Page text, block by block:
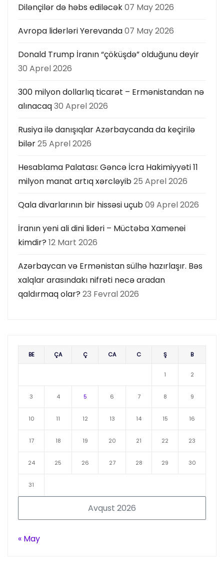
Dilənçilər də həbs ediləcək07 May 2026
Avropa liderləri Yerevanda07 May 2026
Donald Trump İranın “çöküşdə” olduğunu deyir
30 Aprel 2026
300 milyon dollarlıq ticarət – Ermənistandan nə
alınacaq30 Aprel 2026
Rusiya ilə danışıqlar Azərbaycanda da keçirilə
bilər25 Aprel 2026
Hesablama Palatası: Gəncə İcra Hakimiyyəti 11
milyon manat artıq xərcləyib25 Aprel 2026
Qala divarlarının bir hissəsi uçub09 Aprel 2026
İranın yeni ali dini lideri – Müctəba Xamenei
kimdir? 12 Mart 2026
Azərbaycan və Ermənistan sülhə hazırlaşır. Bəs
xalqlar arasındakı nifrəti necə aradan
qaldırmaq olar? 23 Fevral 2026
Avqust 2026
BE ÇA Ç CA C Ş B
1 2
3 4 5 6 7 8 9
10 11 12 13 14 15 16
17 18 19 20 21 22 23
24 25 26 27 28 29 30
31
« May